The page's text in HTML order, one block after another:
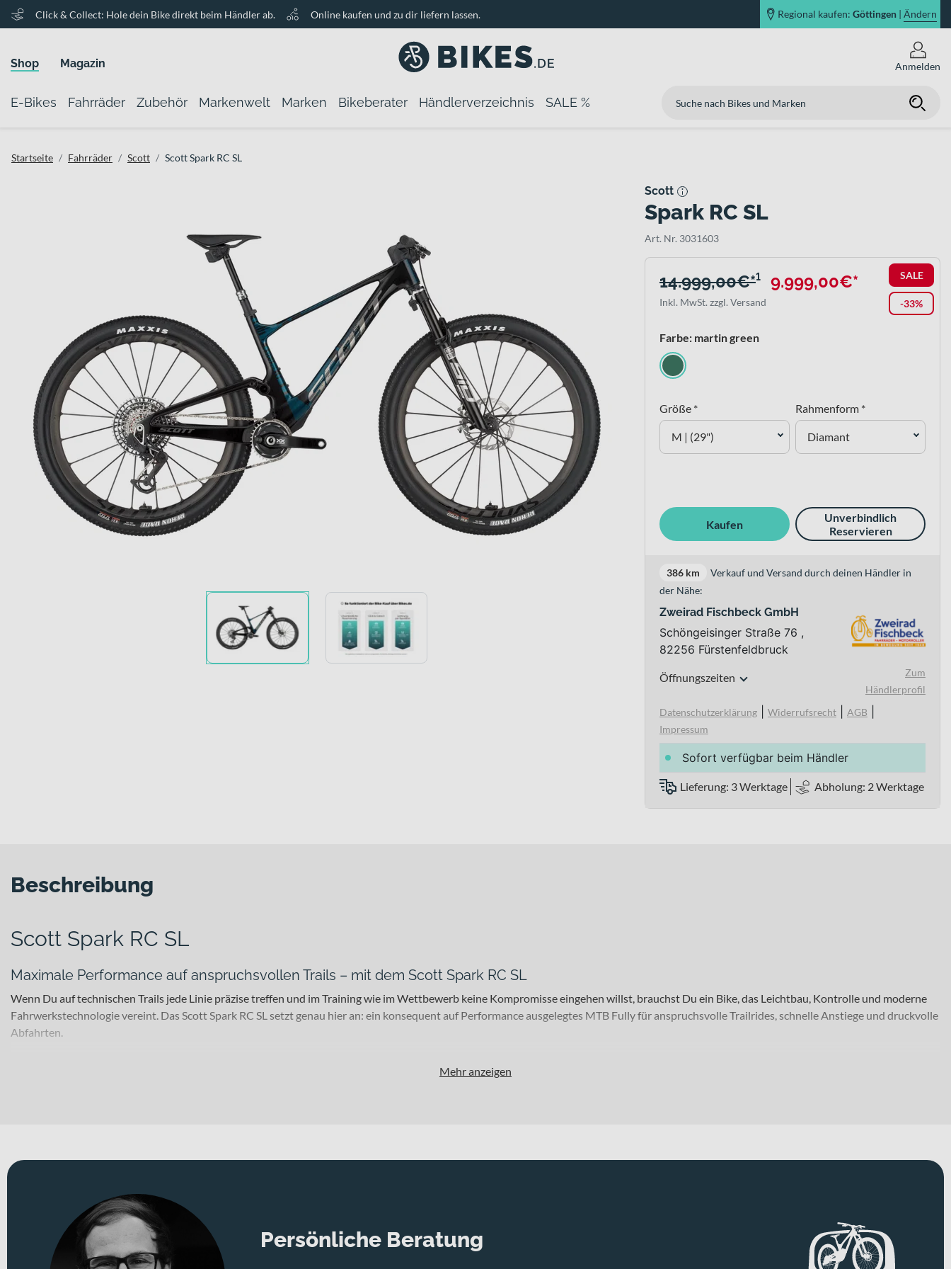
Click & Collect: Hole dein Bike direkt beim Händler ab. Online kaufen und zu dir liefern lassen. Regional kaufen: Göttingen | Ändern
Shop Magazin Anmelden
E-Bikes Fahrräder Zubehör Markenwelt Marken Bikeberater Händlerverzeichnis SALE %
Startseite Fahrräder Scott Scott Spark RC SL
Scott
Spark RC SL
Art. Nr. 3031603
SALE
-33%
14.999,00€*¹ 9.999,00€*
Inkl. MwSt. zzgl. Versand
Farbe: martin green
Größe *
M | (29")
Rahmenform *
Diamant
Kaufen
Unverbindlich
Reservieren
386 km
Verkauf und Versand durch deinen Händler in
der Nähe:
Zweirad Fischbeck GmbH
Schöngeisinger Straße 76 ,
82256 Fürstenfeldbruck
Öffnungszeiten
Zum
Händlerprofil
Datenschutzerklärung
Widerrufsrecht AGB
Impressum
Sofort verfügbar beim Händler
Lieferung: 3 Werktage Abholung: 2 Werktage
Beschreibung
Scott Spark RC SL
Maximale Performance auf anspruchsvollen Trails – mit dem Scott Spark RC SL
Wenn Du auf technischen Trails jede Linie präzise treffen und im Training wie im Wettbewerb keine Kompromisse eingehen willst, brauchst Du ein Bike, das Leichtbau, Kontrolle und moderne
Fahrwerkstechnologie vereint. Das Scott Spark RC SL setzt genau hier an: ein konsequent auf Performance ausgelegtes MTB Fully für anspruchsvolle Trailrides, schnelle Anstiege und druckvolle
Abfahrten.
Technisches Konzept und Systemintegration
Federweg und der elektronisch gesteuerten Dämpfung sowie dem RockShox SIDLuxe Ultimate Flight Attendant Custom Dämpfer mit ebenfalls 120 mm Federweg erhältst Du ein fein
abgestimmtes Fahrwerk mit den drei Modi Lockout, Pedal und Descend. So passt sich das System aktiv an Deine Fahrsituation an – effizient bergauf, traktionsstark auf technischen Passagen
und kontrolliert in schnellen Abfahrten.
Mehr anzeigen
Persönliche Beratung